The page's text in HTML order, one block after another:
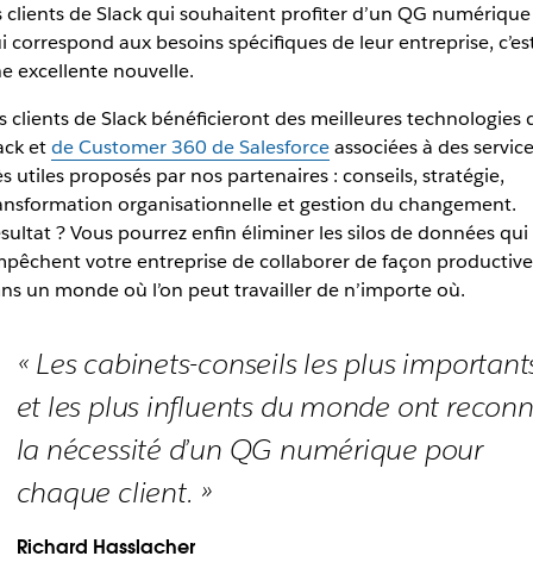
clients de Slack qui souhaitent profiter d’un QG numérique
correspond aux besoins spécifiques de leur entreprise,
excellente nouvelle.
clients de Slack bénéficieront des meilleures technologies
etde Customer 360 de Salesforceassociées à des
utiles proposés par nos partenaires : conseils, stratégie,
organisationnelle et gestion du changement.
? Vous pourrez enfin éliminer les silos de données qui
votre entreprise de collaborer de façon productive
un monde où l’on peut travailler de n’importe où.
« Les cabinets-conseils les plus
et les plus influents du monde ont
la nécessité d’un QG numérique pour
chaque client. »
Richard Hasslacher